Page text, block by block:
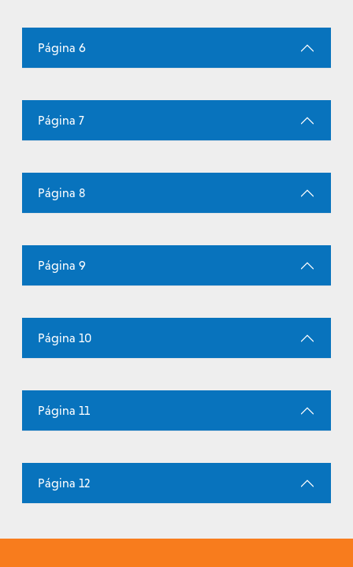
Página 6
Página 7
Página 8
Página 9
Página 10
Página 11
Página 12